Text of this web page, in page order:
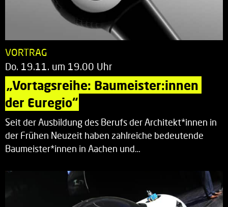
VORTRAG
Do. 19.11. um 19.00 Uhr
„Vortagsreihe: Baumeister:innen
der Euregio“
Seit der Ausbildung des Berufs der Architekt*innen in
der Frühen Neuzeit haben zahlreiche bedeutende
Baumeister*innen in Aachen und…